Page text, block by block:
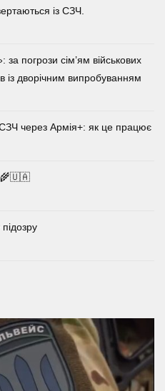
із СЗЧ.
за погрози сім’ям військових
із дворічним випробуванням
через Армія+: як це працює
🌾🇺🇦